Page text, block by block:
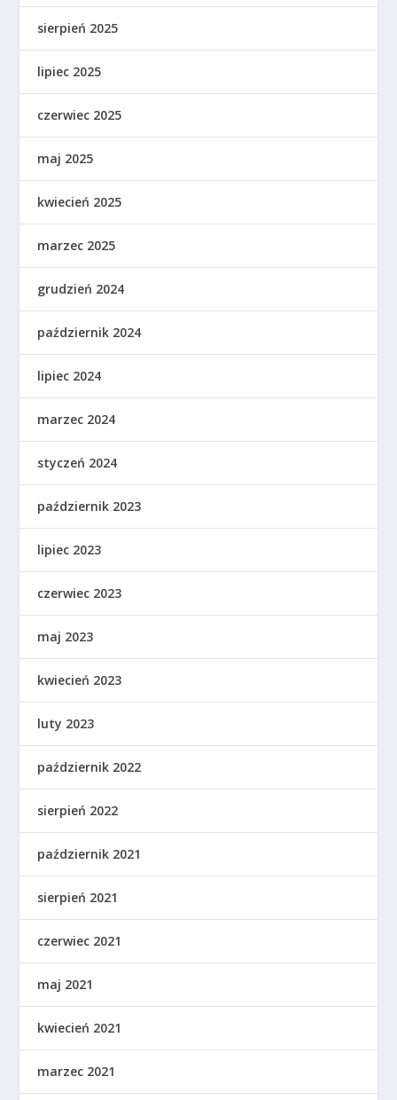
sierpień 2025
lipiec 2025
czerwiec 2025
maj 2025
kwiecień 2025
marzec 2025
grudzień 2024
październik 2024
lipiec 2024
marzec 2024
styczeń 2024
październik 2023
lipiec 2023
czerwiec 2023
maj 2023
kwiecień 2023
luty 2023
październik 2022
sierpień 2022
październik 2021
sierpień 2021
czerwiec 2021
maj 2021
kwiecień 2021
marzec 2021